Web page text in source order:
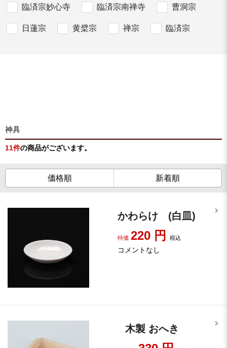
臨済宗妙心寺 臨済宗南禅寺 曹洞宗
日蓮宗 黄檗宗 禅宗 臨済宗
神具
11件の商品がございます。
価格順 新着順
かわらけ (白皿)
特価 220 円税込
コメントなし
木製 おへき